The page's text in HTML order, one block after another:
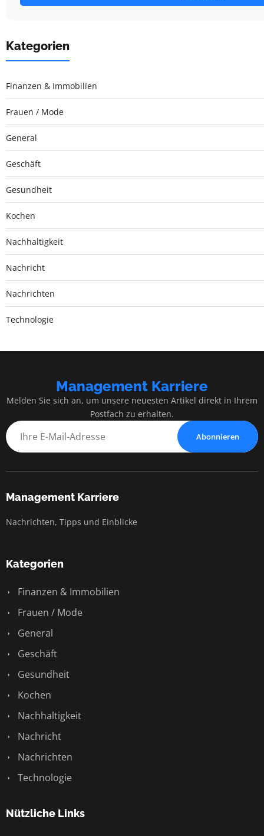
Kategorien
Finanzen & Immobilien
Frauen / Mode
General
Geschäft
Gesundheit
Kochen
Nachhaltigkeit
Nachricht
Nachrichten
Technologie
Management Karriere
Melden Sie sich an, um unsere neuesten Artikel direkt in Ihrem
Postfach zu erhalten.
Abonnieren
Management Karriere
Nachrichten, Tipps und Einblicke
Kategorien
Finanzen & Immobilien
Frauen / Mode
General
Geschäft
Gesundheit
Kochen
Nachhaltigkeit
Nachricht
Nachrichten
Technologie
Nützliche Links